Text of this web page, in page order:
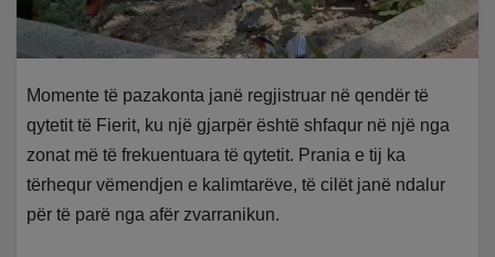
Momente të pazakonta janë regjistruar në qendër të
qytetit të Fierit, ku një gjarpër është shfaqur në një nga
zonat më të frekuentuara të qytetit. Prania e tij ka
tërhequr vëmendjen e kalimtarëve, të cilët janë ndalur
për të parë nga afër zvarranikun.